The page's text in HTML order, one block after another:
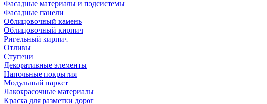
Фасадные материалы и подсистемы
Фасадные панели
Облицовочный камень
Облицовочный кирпич
Ригельный кирпич
Отливы
Ступени
Декоративные элементы
Напольные покрытия
Модульный паркет
Лакокрасочные материалы
Краска для разметки дорог